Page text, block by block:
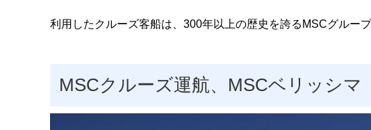
利用したクルーズ客船は、300年以上の歴史を誇るMSCグルー
MSCクルーズ運航、MSCベリッシマ